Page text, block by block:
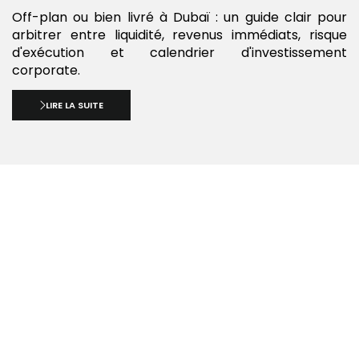
Off-plan ou bien livré à Dubaï : un guide clair pour
arbitrer entre liquidité, revenus immédiats, risque
d'exécution et calendrier d'investissement
corporate.
LIRE LA SUITE